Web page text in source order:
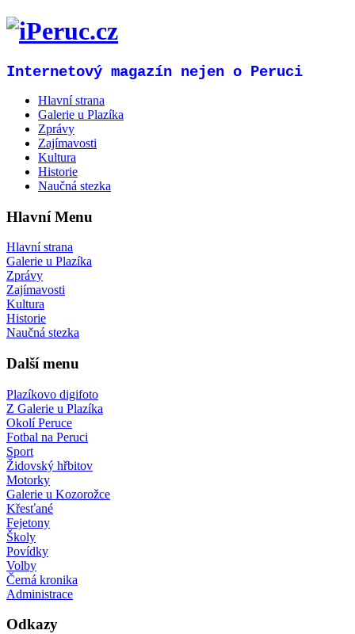
Internetový magazín nejen o Peruci
Hlavní strana
Galerie u Plazíka
Zprávy
Zajímavosti
Kultura
Historie
Naučná stezka
Hlavní Menu
Hlavní strana
Galerie u Plazíka
Zprávy
Zajímavosti
Kultura
Historie
Naučná stezka
Další menu
Plazíkovo digifoto
Z Galerie u Plazíka
Okolí Peruce
Fotbal na Peruci
Sport
Židovský hřbitov
Motorky
Galerie u Kozorožce
Křesťané
Fejetony
Školy
Povídky
Volby
Černá kronika
Administrace
Odkazy